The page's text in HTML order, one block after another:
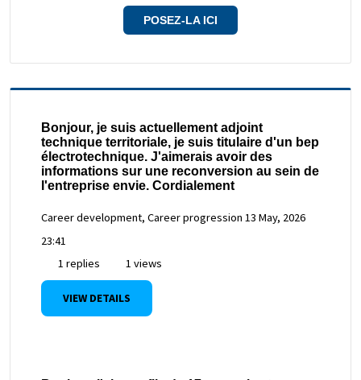
POSEZ-LA ICI
Bonjour, je suis actuellement adjoint
technique territoriale, je suis titulaire d'un bep
électrotechnique. J'aimerais avoir des
informations sur une reconversion au sein de
l'entreprise envie. Cordialement
Career development, Career progression 13 May, 2026
23:41
1 replies
1 views
VIEW DETAILS